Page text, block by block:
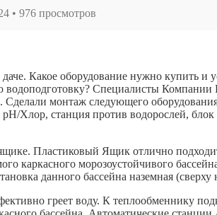
• 976 просмотров
Какое оборудование нужно купить и
водоподготовку? Специалисты
Сделали монтаж следующего
Хлор, станция против водорослей,
Пластиковый Ящик отлично
каркасного морозоустойчивого
данного бассейна наземная (сверху
греет воду. К теплообменнику